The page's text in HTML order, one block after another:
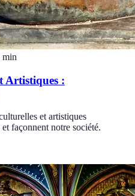
min
Artistiques :
et artistiques
façonnent notre société.